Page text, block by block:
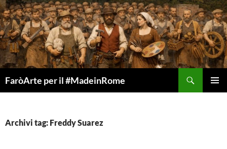
Vai
al
contenuto
FaròArte per il #MadeinRome
Archivi tag: Freddy Suarez